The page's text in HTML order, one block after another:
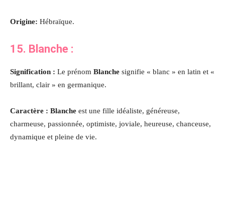
Origine: Hébraïque.
15. Blanche :
Signification : Le prénom Blanche signifie « blanc » en latin et «
brillant, clair » en germanique.
Caractère : Blanche est une fille idéaliste, généreuse,
charmeuse, passionnée, optimiste, joviale, heureuse, chanceuse,
dynamique et pleine de vie.